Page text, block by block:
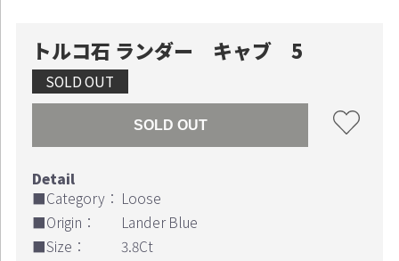
トルコ石 ランダー キャブ 5
SOLD OUT
SOLD OUT
■Category： Loose
■Origin：
Lander Blue
■Size：
3.8Ct